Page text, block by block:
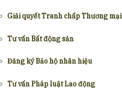
Giải quyết Tranh chấp Thương mại
Tư vấn Bất động sản
Đăng ký Bảo hộ nhãn hiệu
Tư vấn Pháp luật Lao động